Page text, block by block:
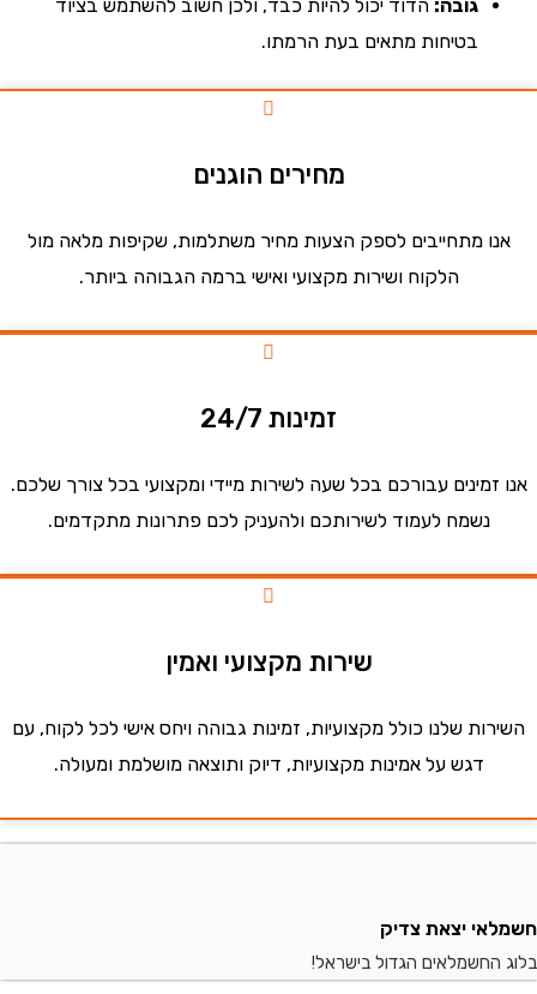
גובה:הדוד יכול להיות כבד, ולכן חשוב להשתמש בציוד
בטיחות מתאים בעת הרמתו.
מחירים הוגנים
מתחייבים לספק הצעות מחיר משתלמות, שקיפות מלאה מול
הלקוח ושירות מקצועי ואישי ברמה הגבוהה ביותר.
זמינות 24/7
עבורכם בכל שעה לשירות מיידי ומקצועי בכל צורך שלכם.
נשמח לעמוד לשירותכם ולהעניק לכם פתרונות מתקדמים.
שירות מקצועי ואמין
שלנו כולל מקצועיות, זמינות גבוהה ויחס אישי לכל לקוח, עם
דגש על אמינות מקצועיות, דיוק ותוצאה מושלמת ומעולה.
יצאת צדיק
הגדול בישראל!